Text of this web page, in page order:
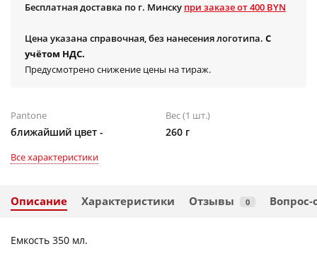
Бесплатная доставка по г. Минску при заказе от 400 BYN
Цена указана справочная, без нанесения логотипа. С
учётом НДС.
Предусмотрено снижение цены на тираж.
Pantone
ближайший цвет -
Вес (1 шт.)
260 г
Все характеристики
Описание Характеристики Отзывы 0 Вопрос-
Емкость 350 мл.